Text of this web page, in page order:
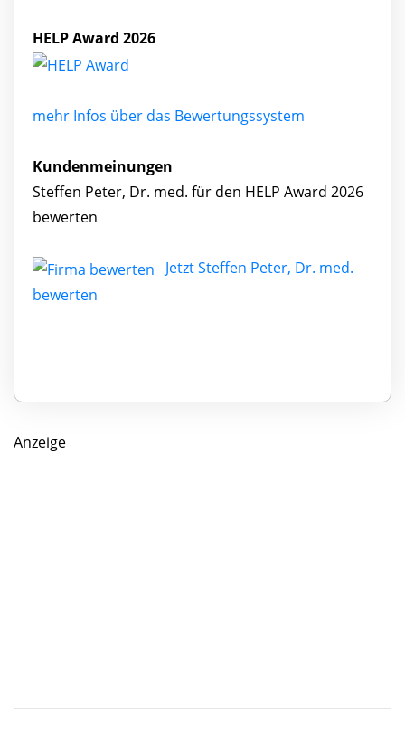
HELP Award 2026
mehr Infos über das Bewertungssystem
Kundenmeinungen
Steffen Peter, Dr. med. für den HELP Award 2026
bewerten
Jetzt Steffen Peter, Dr. med.
bewerten
Anzeige